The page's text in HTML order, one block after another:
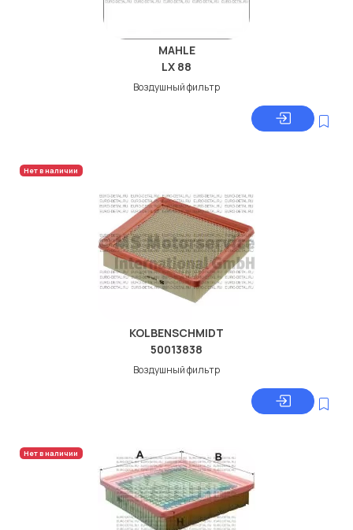
MAHLE
LX 88
Воздушный фильтр
Нет в наличии
KOLBENSCHMIDT
50013838
Воздушный фильтр
Нет в наличии